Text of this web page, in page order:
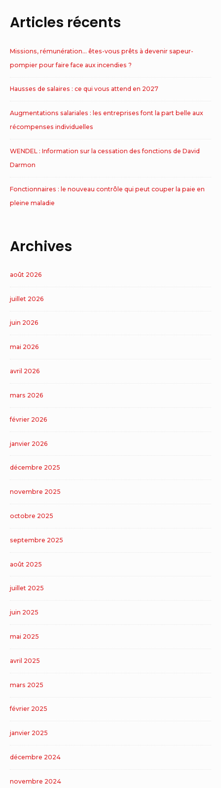
Articles récents
Missions, rémunération… êtes-vous prêts à devenir sapeur-
pompier pour faire face aux incendies ?
Hausses de salaires : ce qui vous attend en 2027
Augmentations salariales : les entreprises font la part belle aux
récompenses individuelles
WENDEL : Information sur la cessation des fonctions de David
Darmon
Fonctionnaires : le nouveau contrôle qui peut couper la paie en
pleine maladie
Archives
août 2026
juillet 2026
juin 2026
mai 2026
avril 2026
mars 2026
février 2026
janvier 2026
décembre 2025
novembre 2025
octobre 2025
septembre 2025
août 2025
juillet 2025
juin 2025
mai 2025
avril 2025
mars 2025
février 2025
janvier 2025
décembre 2024
novembre 2024